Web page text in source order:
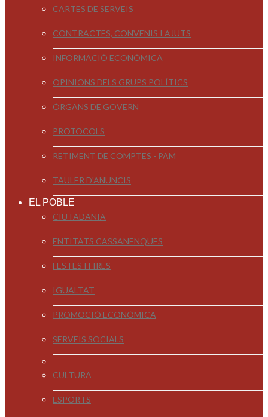
CARTES DE SERVEIS
CONTRACTES, CONVENIS I AJUTS
INFORMACIÓ ECONÒMICA
OPINIONS DELS GRUPS POLÍTICS
ÒRGANS DE GOVERN
PROTOCOLS
RETIMENT DE COMPTES - PAM
TAULER D'ANUNCIS
EL POBLE
CIUTADANIA
ENTITATS CASSANENQUES
FESTES I FIRES
IGUALTAT
PROMOCIÓ ECONÒMICA
SERVEIS SOCIALS
CULTURA
ESPORTS